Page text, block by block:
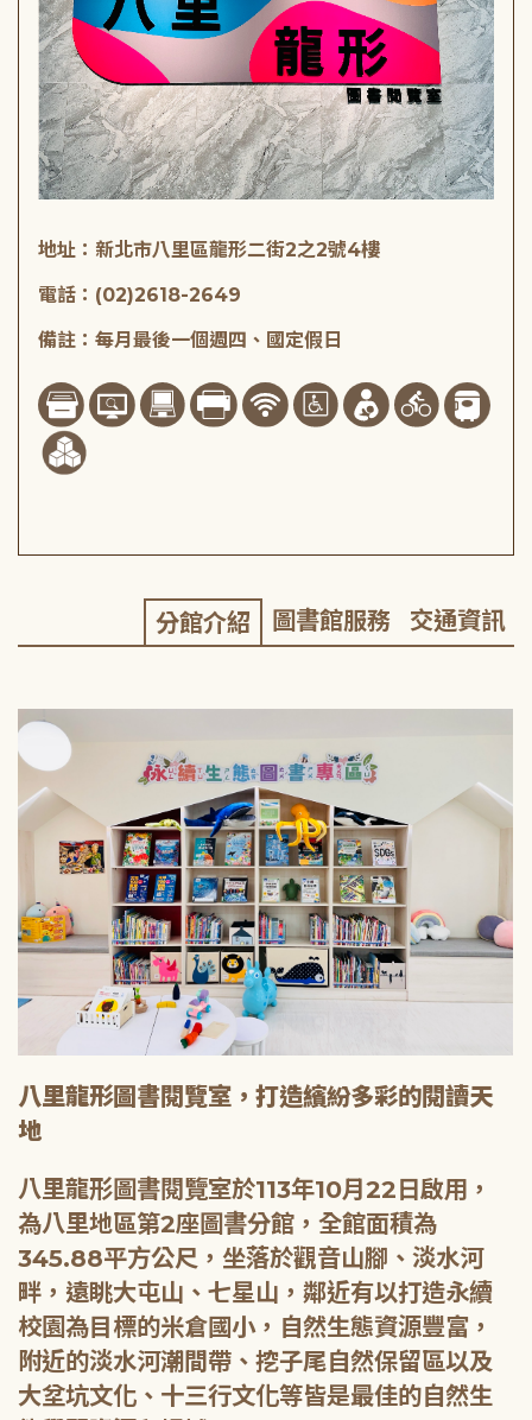
地址：新北市八里區龍形二街2之2號4樓
電話：(02)2618-2649
備註：每月最後一個週四、國定假日
分館介紹 圖書館服務 交通資訊
八里龍形圖書閱覽室，打造繽紛多彩的閱讀天
地
八里龍形圖書閱覽室於113年10月22日啟用，
為八里地區第2座圖書分館，全館面積為
345.88平方公尺，坐落於觀音山腳、淡水河
畔，遠眺大屯山、七星山，鄰近有以打造永續
校園為目標的米倉國小，自然生態資源豐富，
附近的淡水河潮間帶、挖子尾自然保留區以及
大坌坑文化、十三行文化等皆是最佳的自然生